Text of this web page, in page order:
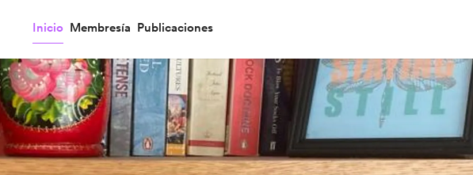
Inicio Membresía Publicaciones